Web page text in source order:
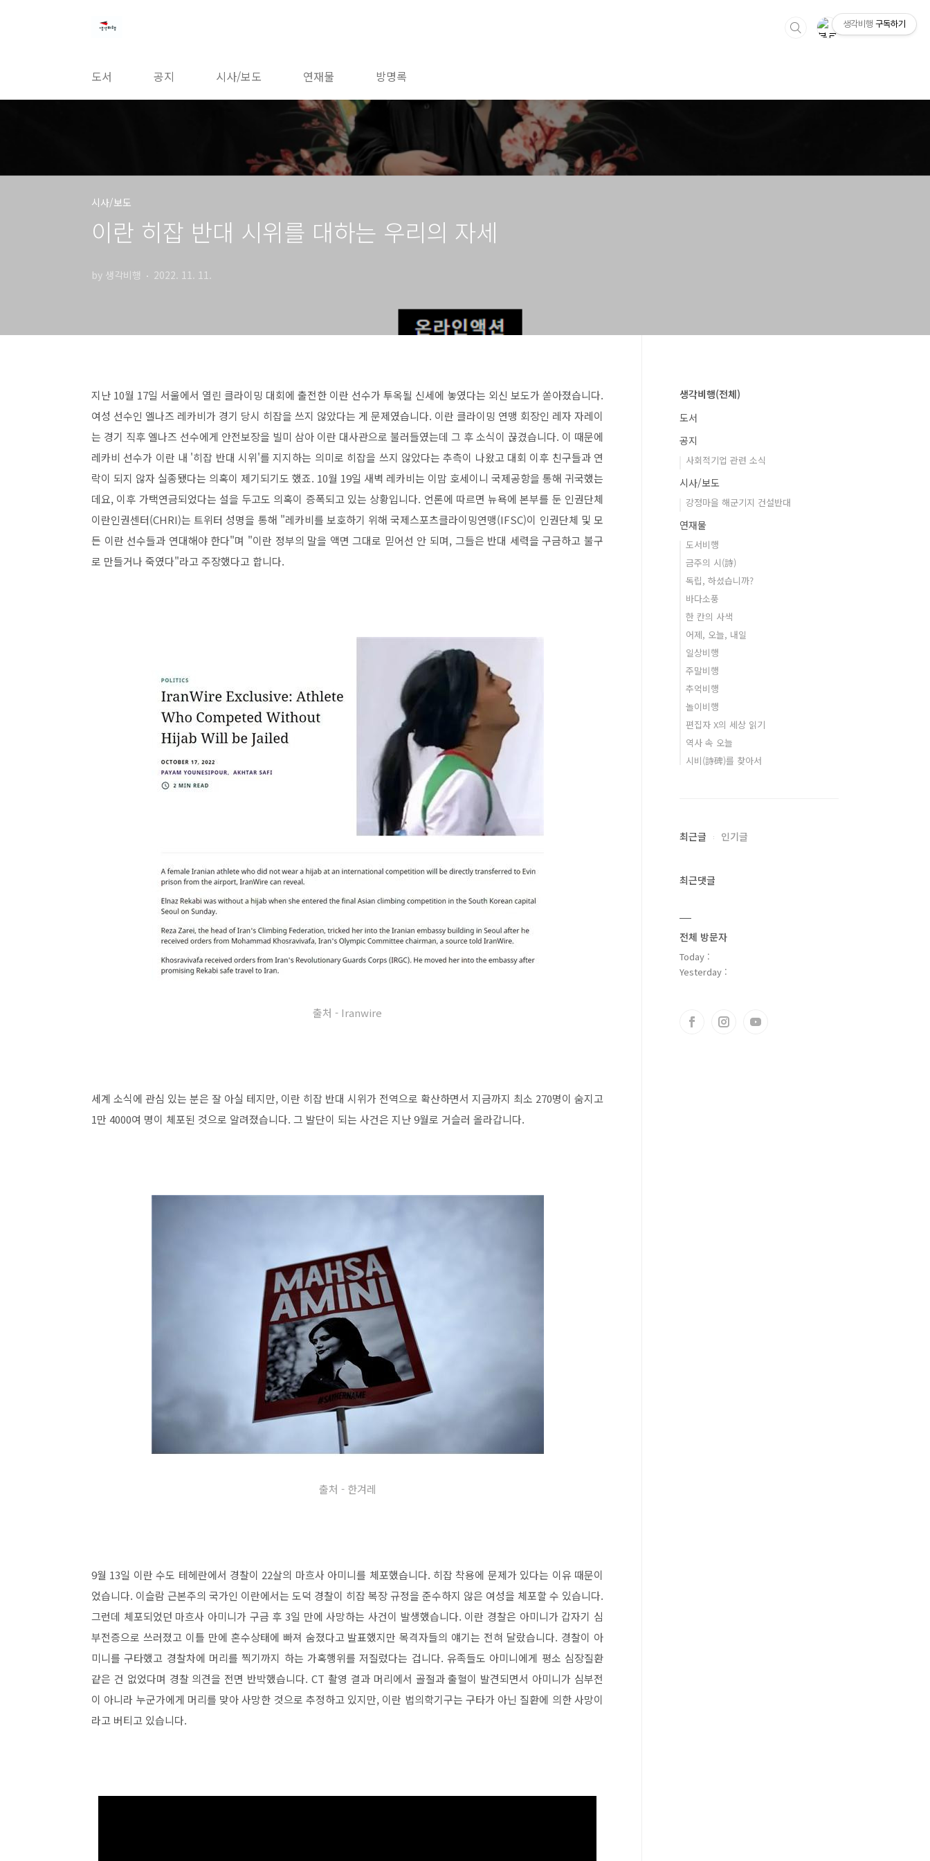
도서 공지 시사/보도 연재물 방명록
시사/보도
이란 히잡 반대 시위를 대하는 우리의 자세
by 생각비행 2022. 11. 11.
지난 10월 17일 서울에서 열린 클라이밍 대회에 출전한 이란 선수가 투옥될 신세에 놓였다는 외신 보도가 쏟아졌습니다.
여성 선수인 엘나즈 레카비가 경기 당시 히잡을 쓰지 않았다는 게 문제였습니다. 이란 클라이밍 연맹 회장인 레자 자레이
는 경기 직후 엘나즈 선수에게 안전보장을 빌미 삼아 이란 대사관으로 불러들였는데 그 후 소식이 끊겼습니다. 이 때문에
레카비 선수가 이란 내 '히잡 반대 시위'를 지지하는 의미로 히잡을 쓰지 않았다는 추측이 나왔고 대회 이후 친구들과 연
락이 되지 않자 실종됐다는 의혹이 제기되기도 했죠. 10월 19일 새벽 레카비는 이맘 호세이니 국제공항을 통해 귀국했는
데요, 이후 가택연금되었다는 설을 두고도 의혹이 증폭되고 있는 상황입니다. 언론에 따르면 뉴욕에 본부를 둔 인권단체
이란인권센터(CHRI)는 트위터 성명을 통해 "레카비를 보호하기 위해 국제스포츠클라이밍연맹(IFSC)이 인권단체 및 모
든 이란 선수들과 연대해야 한다"며 "이란 정부의 말을 액면 그대로 믿어선 안 되며, 그들은 반대 세력을 구금하고 불구
로 만들거나 죽였다"라고 주장했다고 합니다.
출처 - Iranwire
세계 소식에 관심 있는 분은 잘 아실 테지만, 이란 히잡 반대 시위가 전역으로 확산하면서 지금까지 최소 270명이 숨지고
1만 4000여 명이 체포된 것으로 알려졌습니다. 그 발단이 되는 사건은 지난 9월로 거슬러 올라갑니다.
출처 - 한겨레
9월 13일 이란 수도 테헤란에서 경찰이 22살의 마흐사 아미니를 체포했습니다. 히잡 착용에 문제가 있다는 이유 때문이
었습니다. 이슬람 근본주의 국가인 이란에서는 도덕 경찰이 히잡 복장 규정을 준수하지 않은 여성을 체포할 수 있습니다.
그런데 체포되었던 마흐사 아미니가 구금 후 3일 만에 사망하는 사건이 발생했습니다. 이란 경찰은 아미니가 갑자기 심
부전증으로 쓰러졌고 이틀 만에 혼수상태에 빠져 숨졌다고 발표했지만 목격자들의 얘기는 전혀 달랐습니다. 경찰이 아
미니를 구타했고 경찰차에 머리를 찍기까지 하는 가혹행위를 저질렀다는 겁니다. 유족들도 아미니에게 평소 심장질환
같은 건 없었다며 경찰 의견을 전면 반박했습니다. CT 촬영 결과 머리에서 골절과 출혈이 발견되면서 아미니가 심부전
이 아니라 누군가에게 머리를 맞아 사망한 것으로 추정하고 있지만, 이란 법의학기구는 구타가 아닌 질환에 의한 사망이
라고 버티고 있습니다.
생각비행(전체)
도서
공지
사회적기업 관련 소식
시사/보도
강정마을 해군기지 건설반대
연재물
도서비행
금주의 시(詩)
독립, 하셨습니까?
바다소풍
한 칸의 사색
어제, 오늘, 내일
일상비행
주말비행
추억비행
놀이비행
편집자 X의 세상 읽기
역사 속 오늘
시비(詩碑)를 찾아서
최근글 인기글
최근댓글
전체 방문자
Today :
Yesterday :
생각비행 구독하기